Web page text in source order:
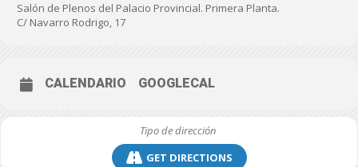
Salón de Plenos del Palacio Provincial. Primera Planta.
C/ Navarro Rodrigo, 17
CALENDARIO GOOGLECAL
GET DIRECTIONS